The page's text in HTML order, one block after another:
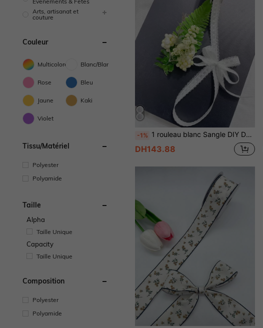
Arts, artisanat et
couture
Couleur
Multicolore Blanc/Blanche
Rose Bleu
Jaune Kaki
Violet
Tissu/matériel
Polyester
Polyamide
Taille
Alpha
Taille Unique
Capacity
Taille Unique
Composition
Polyester
Polyamide
-1% 1 rouleau blanc Sangle DIY Dentelle pour oreiller de robe, de nappe, de rideau
DH143.88